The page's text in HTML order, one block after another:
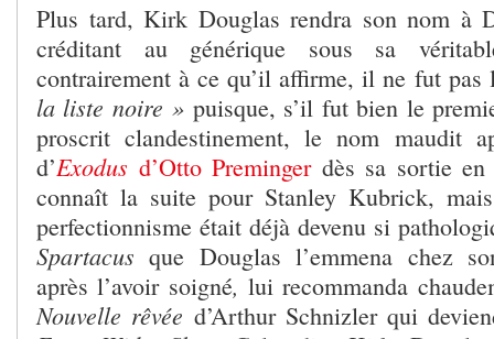
Plus tard, Kirk Douglas rendra son nom à
créditant au générique sous sa
contrairement à ce qu’il affirme, il ne fut
la liste noire » puisque, s’il fut bien le
proscrit clandestinement, le nom maudit
d’Exodus d’Otto Premingerdès sa sortie en
connaît la suite pour Stanley Kubrick,
perfectionnisme était déjà devenu si
Spartacusque Douglas l’emmena chez
après l’avoir soigné, lui recommanda
Nouvelle rêvée d’Arthur Schnizler qui